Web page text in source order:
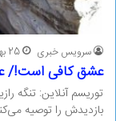
سرویس خبری 25 بهمن 1404
عشق کافی است!/
توریسم آنلاین: تنگه
بازدیدش را توصیه